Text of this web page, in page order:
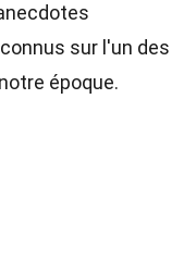
sur l'un des
époque.